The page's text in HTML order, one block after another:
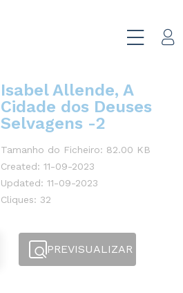
Isabel Allende, A
Cidade dos Deuses
Selvagens -2
Tamanho do Ficheiro: 82.00 KB
Created: 11-09-2023
Updated: 11-09-2023
Cliques: 32
PREVISUALIZAR